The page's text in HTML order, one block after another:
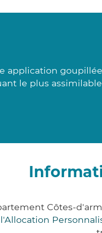
application
le plus
Côtes-
l'Allocation